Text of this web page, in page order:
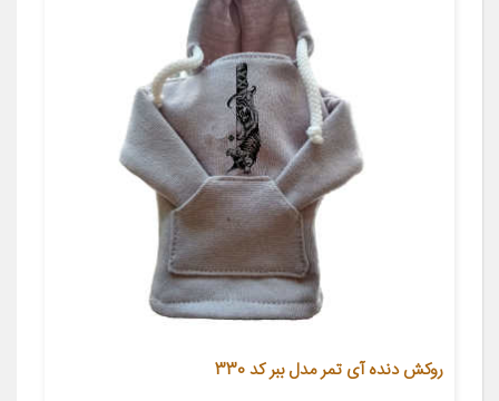
روکش دنده آی تمر مدل ببر کد 330